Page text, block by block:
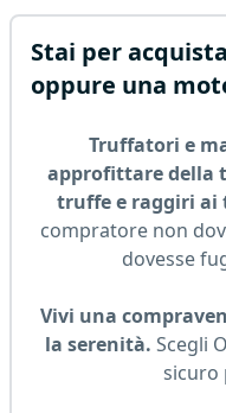
Stai per
oppure una
Truffatori e
approfittare della
truffe e raggiri ai
compratore non
dovesse
Vivi una
la serenità. Scegli
sicuro